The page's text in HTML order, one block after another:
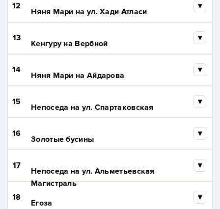
12
Няня Мари на ул. Хади Атласи
13
Кенгуру на Вербной
14
Няня Мари на Айдарова
15
Непоседа на ул. Спартаковская
16
Золотые бусины
17
Непоседа на ул. Альметьевская
Магистраль
18
Егоза